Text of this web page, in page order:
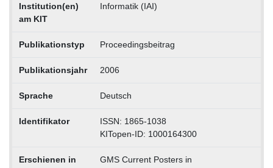
Institution(en)
am KIT
Informatik (IAI)
Publikationstyp Proceedingsbeitrag
Publikationsjahr 2006
Sprache Deutsch
Identifikator
ISSN: 1865-1038
KITopen-ID: 1000164300
Erschienen in
GMS Current Posters in